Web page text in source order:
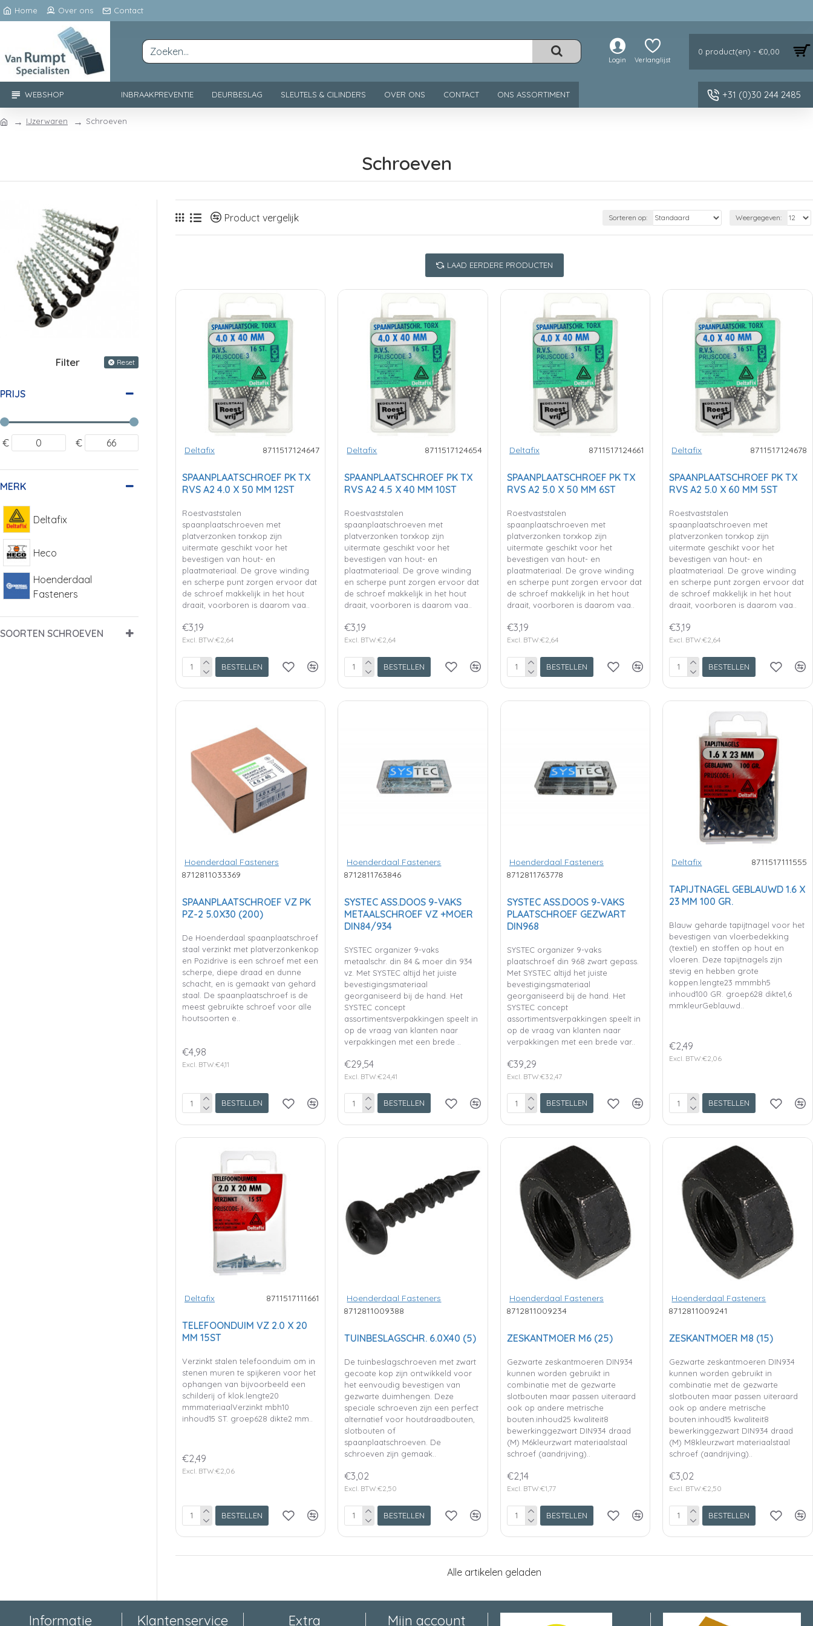
Home Over ons Contact
Login Verlanglijst
0 product(en) - €0,00
WEBSHOP INBRAAKPREVENTIE DEURBESLAG SLEUTELS & CILINDERS OVER ONS CONTACT ONS ASSORTIMENT +31 (0)30 244 2485
IJzerwaren Schroeven
Schroeven
Filter Reset
PRIJS
€ €
MERK
Deltafix
Heco
Hoenderdaal
Fasteners
SOORTEN SCHROEVEN
Product vergelijk Sorteren op: Weergegeven:
LAAD EERDERE PRODUCTEN
Deltafix 8711517124647
SPAANPLAATSCHROEF PK TX
RVS A2 4.0 X 50 MM 12ST
Roestvaststalen
spaanplaatschroeven met
platverzonken torxkop zijn
uitermate geschikt voor het
bevestigen van hout- en
plaatmateriaal. De grove winding
en scherpe punt zorgen ervoor dat
de schroef makkelijk in het hout
draait, voorboren is daarom vaa..
€3,19
Excl. BTW:€2,64
BESTELLEN
Deltafix 8711517124654
SPAANPLAATSCHROEF PK TX
RVS A2 4.5 X 40 MM 10ST
Roestvaststalen
spaanplaatschroeven met
platverzonken torxkop zijn
uitermate geschikt voor het
bevestigen van hout- en
plaatmateriaal. De grove winding
en scherpe punt zorgen ervoor dat
de schroef makkelijk in het hout
draait, voorboren is daarom vaa..
€3,19
Excl. BTW:€2,64
BESTELLEN
Deltafix 8711517124661
SPAANPLAATSCHROEF PK TX
RVS A2 5.0 X 50 MM 6ST
Roestvaststalen
spaanplaatschroeven met
platverzonken torxkop zijn
uitermate geschikt voor het
bevestigen van hout- en
plaatmateriaal. De grove winding
en scherpe punt zorgen ervoor dat
de schroef makkelijk in het hout
draait, voorboren is daarom vaa..
€3,19
Excl. BTW:€2,64
BESTELLEN
Deltafix 8711517124678
SPAANPLAATSCHROEF PK TX
RVS A2 5.0 X 60 MM 5ST
Roestvaststalen
spaanplaatschroeven met
platverzonken torxkop zijn
uitermate geschikt voor het
bevestigen van hout- en
plaatmateriaal. De grove winding
en scherpe punt zorgen ervoor dat
de schroef makkelijk in het hout
draait, voorboren is daarom vaa..
€3,19
Excl. BTW:€2,64
BESTELLEN
Hoenderdaal Fasteners
8712811033369
SPAANPLAATSCHROEF VZ PK
PZ-2 5.0X30 (200)
De Hoenderdaal spaanplaatschroef
staal verzinkt met platverzonkenkop
en Pozidrive is een schroef met een
scherpe, diepe draad en dunne
schacht, en is gemaakt van gehard
staal. De spaanplaatschroef is de
meest gebruikte schroef voor alle
houtsoorten e..
€4,98
Excl. BTW:€4,11
BESTELLEN
Hoenderdaal Fasteners
8712811763846
SYSTEC ASS.DOOS 9-VAKS
METAALSCHROEF VZ +MOER
DIN84/934
SYSTEC organizer 9-vaks
metaalschr. din 84 & moer din 934
vz. Met SYSTEC altijd het juiste
bevestigingsmateriaal
georganiseerd bij de hand. Het
SYSTEC concept
assortimentsverpakkingen speelt in
op de vraag van klanten naar
verpakkingen met een brede ..
€29,54
Excl. BTW:€24,41
BESTELLEN
Hoenderdaal Fasteners
8712811763778
SYSTEC ASS.DOOS 9-VAKS
PLAATSCHROEF GEZWART
DIN968
SYSTEC organizer 9-vaks
plaatschroef din 968 zwart gepass.
Met SYSTEC altijd het juiste
bevestigingsmateriaal
georganiseerd bij de hand. Het
SYSTEC concept
assortimentsverpakkingen speelt in
op de vraag van klanten naar
verpakkingen met een brede var..
€39,29
Excl. BTW:€32,47
BESTELLEN
Deltafix 8711517111555
TAPIJTNAGEL GEBLAUWD 1.6 X
23 MM 100 GR.
Blauw geharde tapijtnagel voor het
bevestigen van vloerbedekking
(textiel) en stoffen op hout en
vloeren. Deze tapijtnagels zijn
stevig en hebben grote
koppen.lengte23 mmmbh5
inhoud100 GR. groep628 dikte1,6
mmkleurGeblauwd..
€2,49
Excl. BTW:€2,06
BESTELLEN
Deltafix 8711517111661
TELEFOONDUIM VZ 2.0 X 20
MM 15ST
Verzinkt stalen telefoonduim om in
stenen muren te spijkeren voor het
ophangen van bijvoorbeeld een
schilderij of klok.lengte20
mmmateriaalVerzinkt mbh10
inhoud15 ST. groep628 dikte2 mm..
€2,49
Excl. BTW:€2,06
BESTELLEN
Hoenderdaal Fasteners
8712811009388
TUINBESLAGSCHR. 6.0X40 (5)
De tuinbeslagschroeven met zwart
gecoate kop zijn ontwikkeld voor
het eenvoudig bevestigen van
gezwarte duimhengen. Deze
speciale schroeven zijn een perfect
alternatief voor houtdraadbouten,
slotbouten of
spaanplaatschroeven. De
schroeven zijn gemaak..
€3,02
Excl. BTW:€2,50
BESTELLEN
Hoenderdaal Fasteners
8712811009234
ZESKANTMOER M6 (25)
Gezwarte zeskantmoeren DIN934
kunnen worden gebruikt in
combinatie met de gezwarte
slotbouten maar passen uiteraard
ook op andere metrische
bouten.inhoud25 kwaliteit8
bewerkinggezwart DIN934 draad
(M) M6kleurzwart materiaalstaal
schroef (aandrijving)..
€2,14
Excl. BTW:€1,77
BESTELLEN
Hoenderdaal Fasteners
8712811009241
ZESKANTMOER M8 (15)
Gezwarte zeskantmoeren DIN934
kunnen worden gebruikt in
combinatie met de gezwarte
slotbouten maar passen uiteraard
ook op andere metrische
bouten.inhoud15 kwaliteit8
bewerkinggezwart DIN934 draad
(M) M8kleurzwart materiaalstaal
schroef (aandrijving)..
€3,02
Excl. BTW:€2,50
BESTELLEN
Alle artikelen geladen
Informatie Klantenservice Extra Mijn account